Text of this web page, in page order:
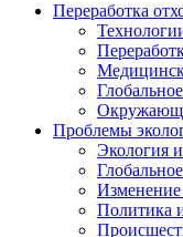
Переработка
Проблемы
Экология
Изменение
Политика